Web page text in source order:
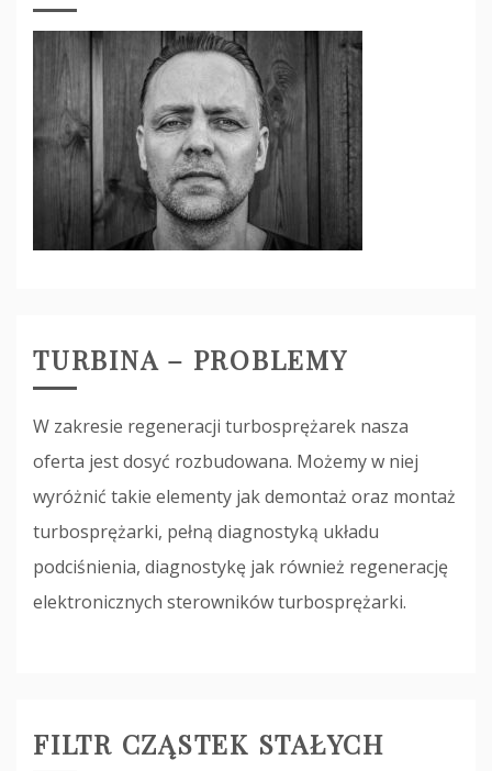
TURBINA – PROBLEMY
W zakresie regeneracji turbosprężarek nasza
oferta jest dosyć rozbudowana. Możemy w niej
wyróżnić takie elementy jak demontaż oraz montaż
turbosprężarki, pełną diagnostyką układu
podciśnienia, diagnostykę jak również regenerację
elektronicznych sterowników turbosprężarki.
FILTR CZĄSTEK STAŁYCH